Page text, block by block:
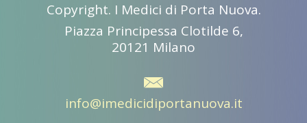
Copyright. I Medici di Porta Nuova.
Piazza Principessa Clotilde 6,
20121 Milano
info@imedicidiportanuova.it